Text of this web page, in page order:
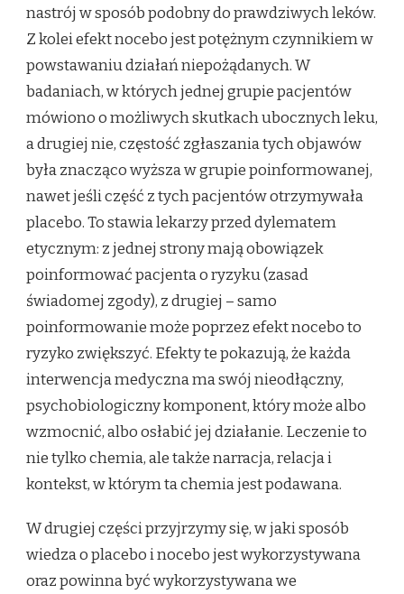
nastrój w sposób podobny do prawdziwych leków.
Z kolei efekt nocebo jest potężnym czynnikiem w
powstawaniu działań niepożądanych. W
badaniach, w których jednej grupie pacjentów
mówiono o możliwych skutkach ubocznych leku,
a drugiej nie, częstość zgłaszania tych objawów
była znacząco wyższa w grupie poinformowanej,
nawet jeśli część z tych pacjentów otrzymywała
placebo. To stawia lekarzy przed dylematem
etycznym: z jednej strony mają obowiązek
poinformować pacjenta o ryzyku (zasad
świadomej zgody), z drugiej – samo
poinformowanie może poprzez efekt nocebo to
ryzyko zwiększyć. Efekty te pokazują, że każda
interwencja medyczna ma swój nieodłączny,
psychobiologiczny komponent, który może albo
wzmocnić, albo osłabić jej działanie. Leczenie to
nie tylko chemia, ale także narracja, relacja i
kontekst, w którym ta chemia jest podawana.
W drugiej części przyjrzymy się, w jaki sposób
wiedza o placebo i nocebo jest wykorzystywana
oraz powinna być wykorzystywana we